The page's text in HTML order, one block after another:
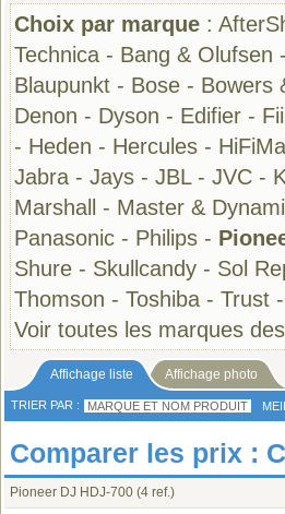
Choix par marque :
Technica - Bang & Olufsen -
Blaupunkt - Bose - Bowers
Denon - Dyson - Edifier -
- Heden - Hercules -
Jabra - Jays - JBL- JVC -
Marshall
- Master &
Panasonic - Philips -
Shure - Skullcandy - Sol
Thomson - Toshiba - Trust -
Voir toutes les marques
Affichage liste Affichage photo
TRIER PAR : MARQUE ET NOM PRODUIT
Comparer les prix :
Pioneer DJ HDJ-700 (4 ref.)